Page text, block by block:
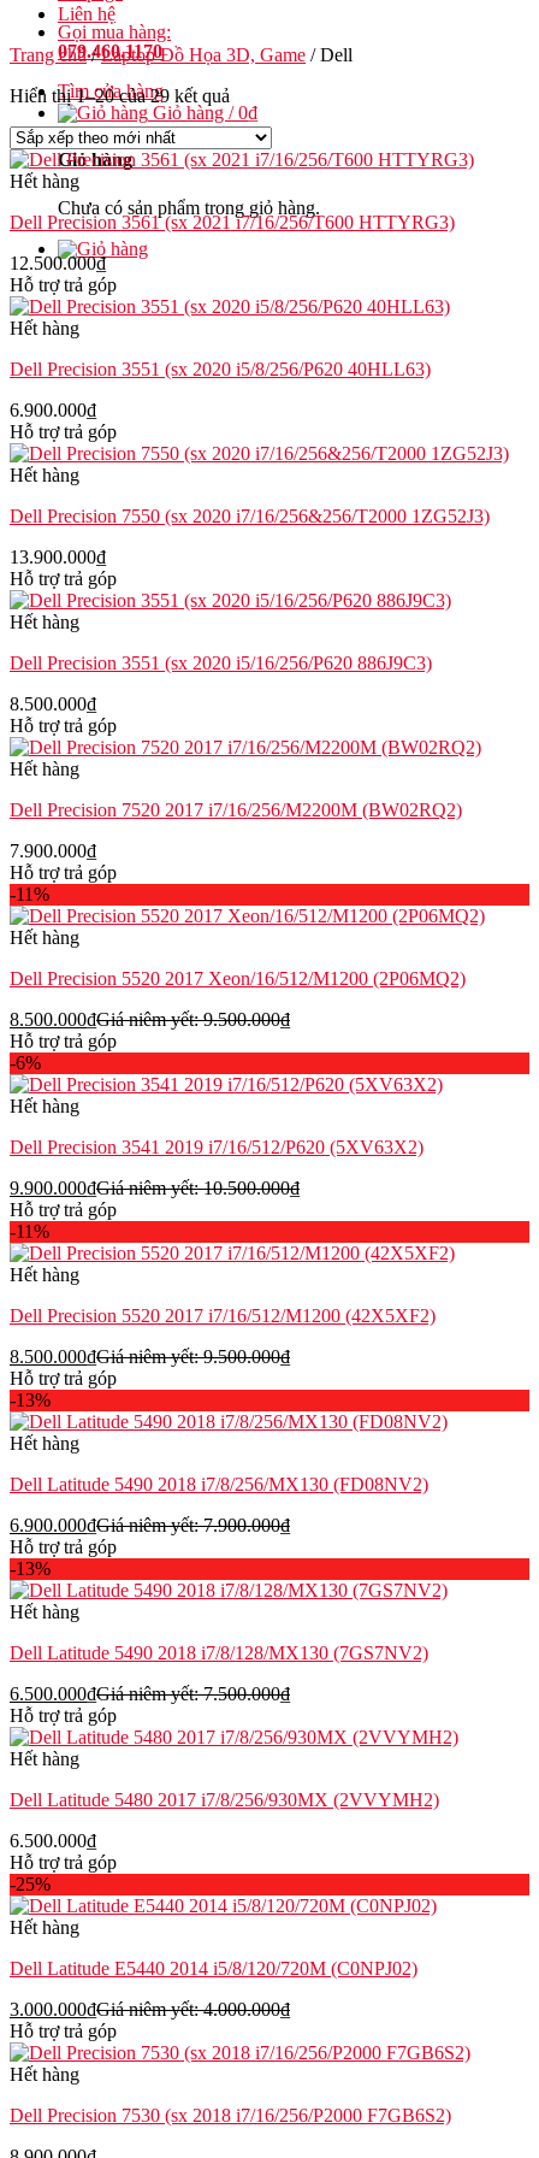
Gọi mua hàng:
079.460.1170
Tìm cửa hàng
Giỏ hàng /0₫
Giỏ hàng
Chưa có sản phẩm trong giỏ hàng.
Liên hệ
Trang chủ / Laptop Đồ Họa 3D, Game /Dell
Hiển thị 1–20 của 29 kết quả
Hết hàng
Dell Precision 3561 (sx 2021 i7/16/256/T600 HTTYRG3)
12.500.000₫
Hỗ trợ trả góp
Hết hàng
Dell Precision 3551 (sx 2020 i5/8/256/P620 40HLL63)
6.900.000₫
Hỗ trợ trả góp
Hết hàng
Dell Precision 7550 (sx 2020 i7/16/256&256/T2000 1ZG52J3)
13.900.000₫
Hỗ trợ trả góp
Hết hàng
Dell Precision 3551 (sx 2020 i5/16/256/P620 886J9C3)
8.500.000₫
Hỗ trợ trả góp
Hết hàng
Dell Precision 7520 2017 i7/16/256/M2200M (BW02RQ2)
7.900.000₫
Hỗ trợ trả góp
-11%
Hết hàng
Dell Precision 5520 2017 Xeon/16/512/M1200 (2P06MQ2)
8.500.000₫Giá niêm yết:9.500.000₫
Hỗ trợ trả góp
-6%
Hết hàng
Dell Precision 3541 2019 i7/16/512/P620 (5XV63X2)
9.900.000₫Giá niêm yết:10.500.000₫
Hỗ trợ trả góp
-11%
Hết hàng
Dell Precision 5520 2017 i7/16/512/M1200 (42X5XF2)
8.500.000₫Giá niêm yết:9.500.000₫
Hỗ trợ trả góp
-13%
Hết hàng
Dell Latitude 5490 2018 i7/8/256/MX130 (FD08NV2)
6.900.000₫Giá niêm yết:7.900.000₫
Hỗ trợ trả góp
-13%
Hết hàng
Dell Latitude 5490 2018 i7/8/128/MX130 (7GS7NV2)
6.500.000₫Giá niêm yết:7.500.000₫
Hỗ trợ trả góp
Hết hàng
Dell Latitude 5480 2017 i7/8/256/930MX (2VVYMH2)
6.500.000₫
Hỗ trợ trả góp
-25%
Hết hàng
Dell Latitude E5440 2014 i5/8/120/720M (C0NPJ02)
3.000.000₫Giá niêm yết:4.000.000₫
Hỗ trợ trả góp
Hết hàng
Dell Precision 7530 (sx 2018 i7/16/256/P2000 F7GB6S2)